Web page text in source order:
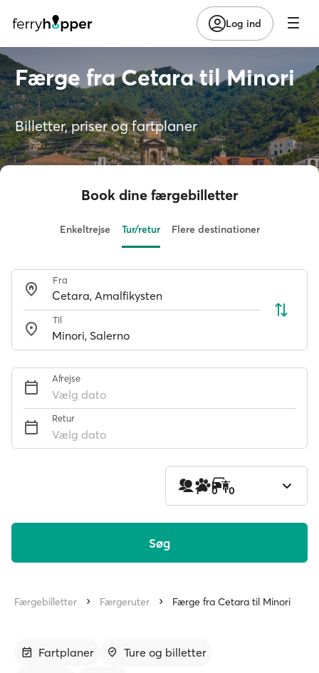
Log ind
Færge fra Cetara til Minori
Billetter, priser og fartplaner
Book dine færgebilletter
Enkeltrejse Tur/retur Flere destinationer
Fra
Til
Afrejse
Vælg dato
Retur
Vælg dato
1 0 0
Søg
Færgebilletter Færgeruter Færge fra Cetara til Minori
Fartplaner
Ture og billetter